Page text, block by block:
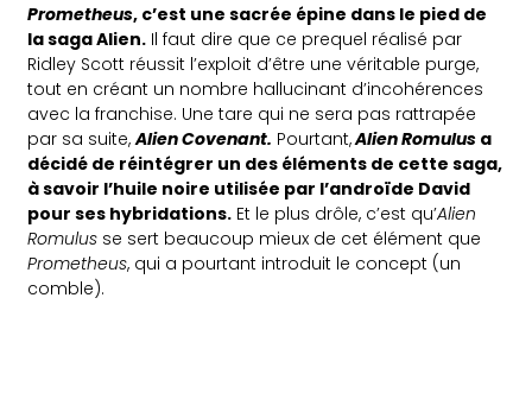
Prometheus, c’est une sacrée épine dans le pied de
la saga Alien. Il faut dire que ce prequel réalisé par
Ridley Scott réussit l’exploit d’être une véritable purge,
tout en créant un nombre hallucinant d’incohérences
avec la franchise. Une tare qui ne sera pas rattrapée
par sa suite,Alien Covenant. Pourtant,Alien Romulus a
décidé de réintégrer un des éléments de cette saga,
à savoir l’huile noire utilisée par l’androïde David
pour ses hybridations. Et le plus drôle, c’est qu’Alien
Romulus se sert beaucoup mieux de cet élément que
Prometheus, qui a pourtant introduit le concept (un
comble).